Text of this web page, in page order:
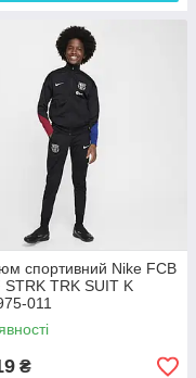
спортивний Nike FCB
STRK TRK SUIT K
011
₴